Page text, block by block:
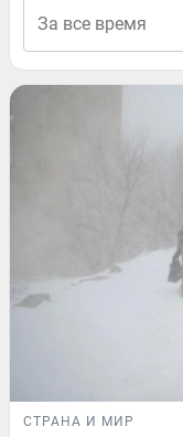
СТРАНА И МИР